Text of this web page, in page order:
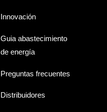
Innovación
Guia abastecimiento
de energía
Preguntas frecuentes
Distribuidores